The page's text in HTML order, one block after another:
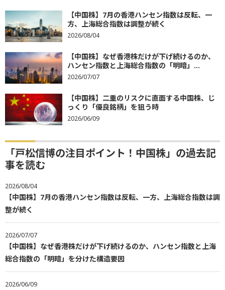
【中国株】7月の香港ハンセン指数は反転、一
方、上海総合指数は調整が続く
2026/08/04
【中国株】なぜ香港株だけが下げ続けるのか、
ハンセン指数と上海総合指数の「明暗」...
2026/07/07
【中国株】二重のリスクに直面する中国株、じ
っくり「優良銘柄」を狙う時
2026/06/09
「戸松信博の注目ポイント！中国株」の過去記
事を読む
2026/08/04
【中国株】7月の香港ハンセン指数は反転、一方、上海総合指数は調
整が続く
2026/07/07
【中国株】なぜ香港株だけが下げ続けるのか、ハンセン指数と上海
総合指数の「明暗」を分けた構造要因
2026/06/09